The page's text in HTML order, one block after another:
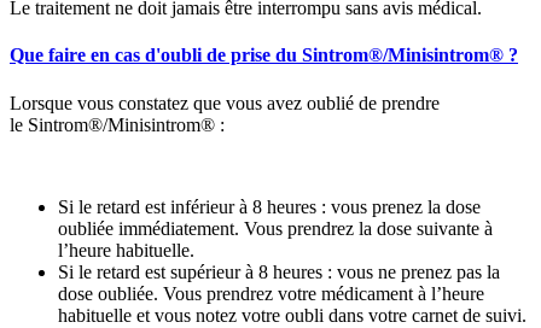
Le traitement ne doit jamais être interrompu sans avis médical.
Que faire en cas d'oubli de prise du Sintrom®/Minisintrom® ?
Lorsque vous constatez que vous avez oublié de prendre
le Sintrom®/Minisintrom® :
Si le retard est inférieur à 8 heures : vous prenez la dose
oubliée immédiatement. Vous prendrez la dose suivante à
l’heure habituelle.
Si le retard est supérieur à 8 heures : vous ne prenez pas la
dose oubliée. Vous prendrez votre médicament à l’heure
habituelle et vous notez votre oubli dans votre carnet de suivi.